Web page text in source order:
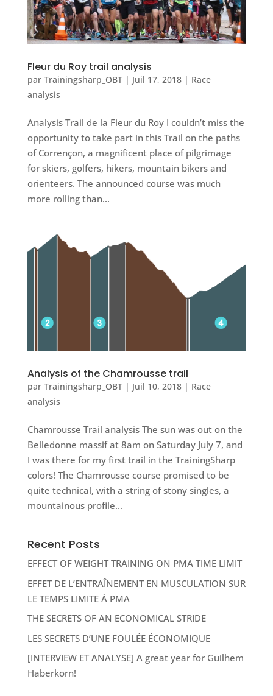
Fleur du Roy trail analysis
par Trainingsharp_OBT| Juil 17, 2018| Race
analysis
Analysis Trail de la Fleur du Roy I couldn’t miss the
opportunity to take part in this Trail on the paths
of Corrençon, a magnificent place of pilgrimage
for skiers, golfers, hikers, mountain bikers and
orienteers. The announced course was much
more rolling than...
Analysis of the Chamrousse trail
par Trainingsharp_OBT| Juil 10, 2018| Race
analysis
Chamrousse Trail analysis The sun was out on the
Belledonne massif at 8am on Saturday July 7, and
I was there for my first trail in the TrainingSharp
colors! The Chamrousse course promised to be
quite technical, with a string of stony singles, a
mountainous profile...
Recent Posts
EFFECT OF WEIGHT TRAINING ON PMA TIME LIMIT
EFFET DE L’ENTRAÎNEMENT EN MUSCULATION SUR
LE TEMPS LIMITE À PMA
THE SECRETS OF AN ECONOMICAL STRIDE
LES SECRETS D’UNE FOULÉE ÉCONOMIQUE
[INTERVIEW ET ANALYSE] A great year for Guilhem
Haberkorn!